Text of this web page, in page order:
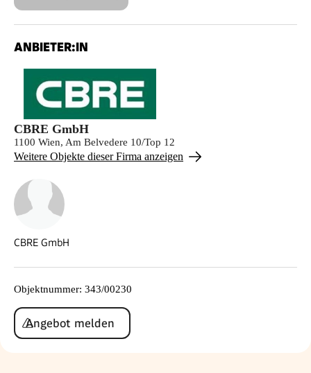
ANBIETER:IN
CBRE GmbH
1100 Wien, Am Belvedere 10/Top 12
Weitere Objekte dieser Firma anzeigen
CBRE GmbH
Objektnummer: 343/00230
Angebot melden